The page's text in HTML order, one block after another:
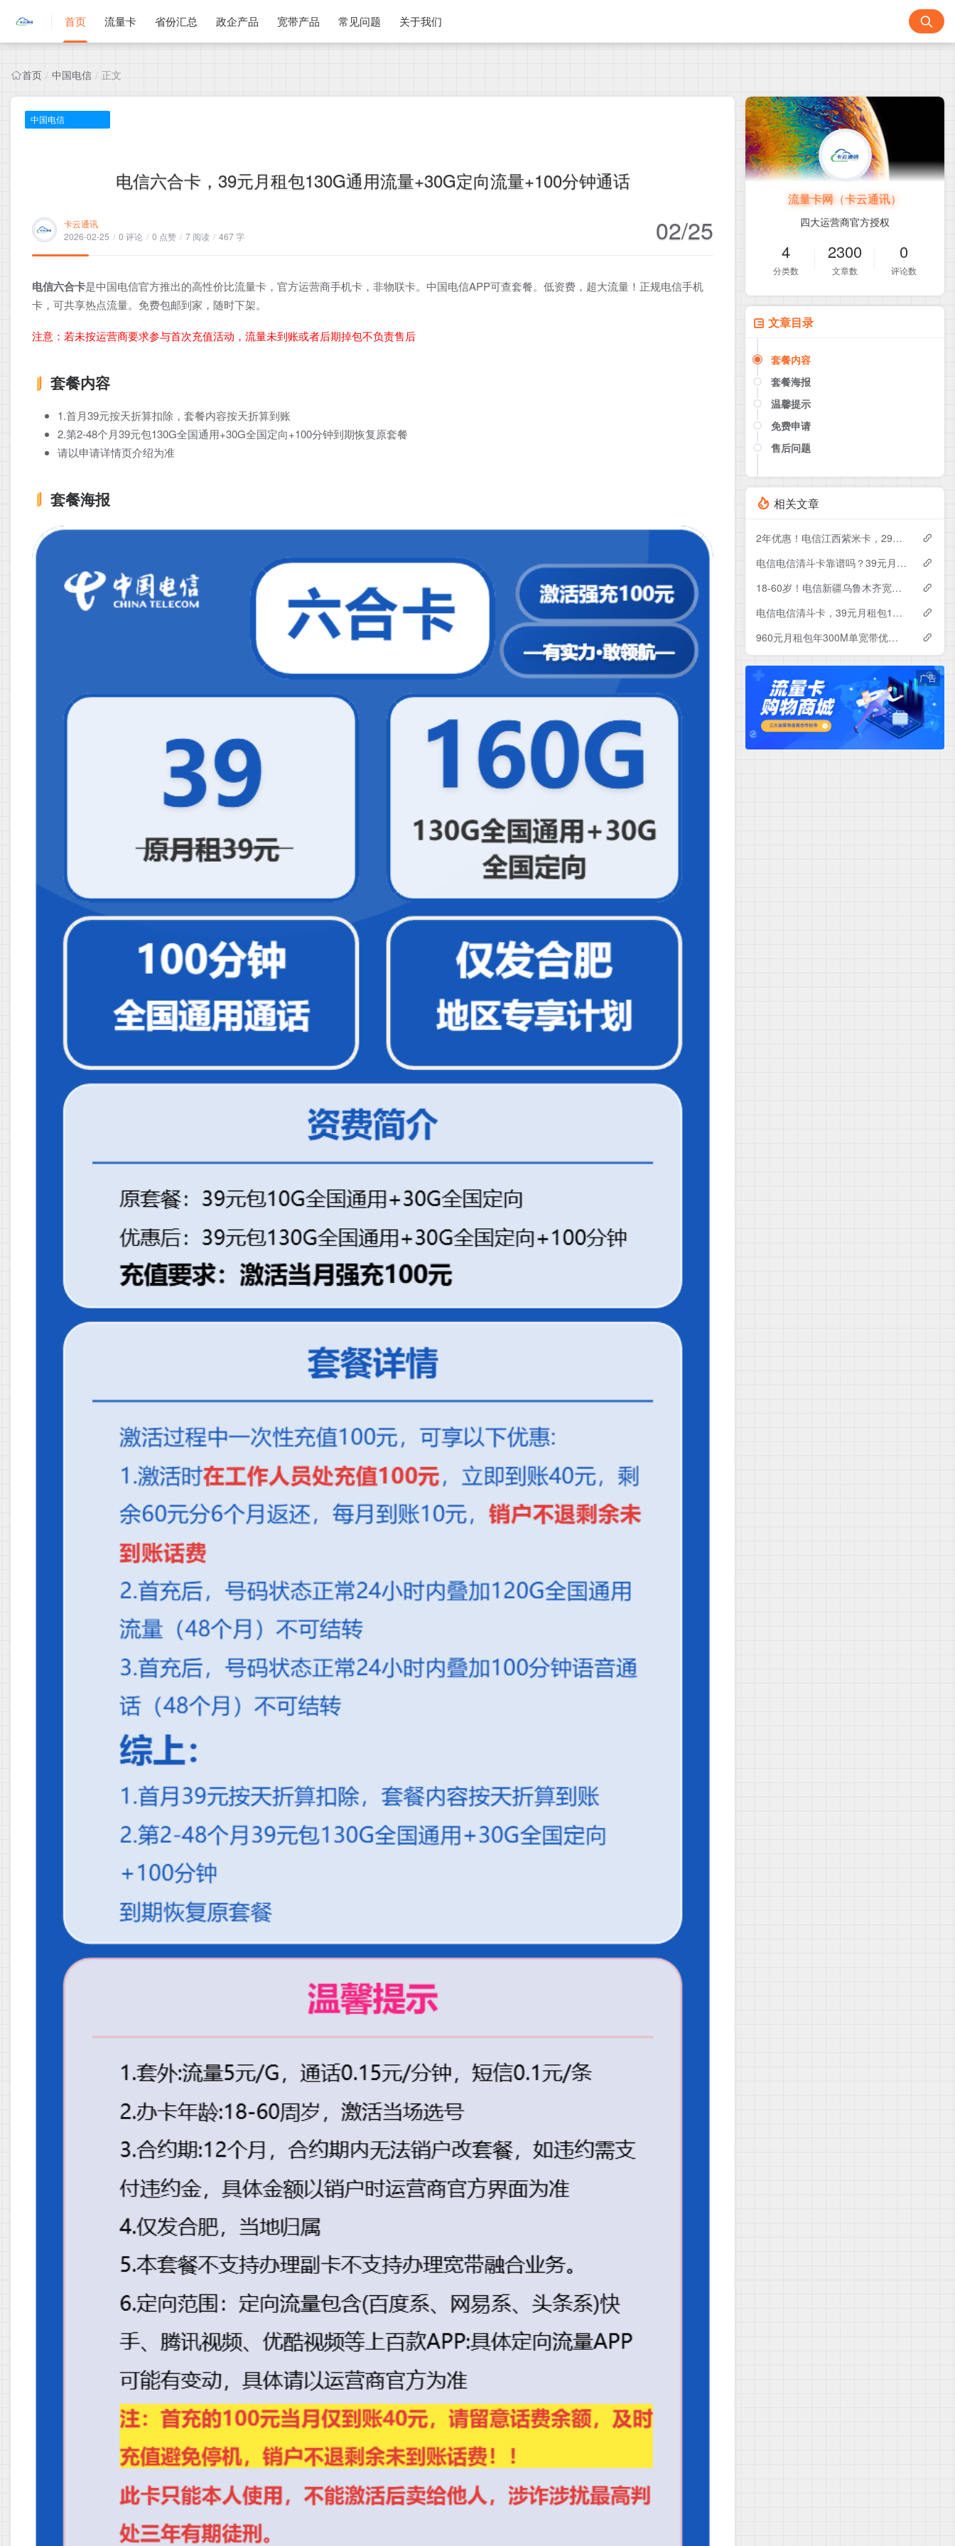
首页 流量卡 省份汇总 政企产品 宽带产品 常见问题 关于我们
首页 / 中国电信 / 正文
中国电信
电信六合卡，39元月租包130G通用流量+30G定向流量+100分钟通话
卡云通讯
2026-02-25 / 0 评论 / 0 点赞 / 7 阅读 / 467 字 02/25
电信六合卡是中国电信官方推出的高性价比流量卡，官方运营商手机卡，非物联卡。中国电信APP可查套餐。低资费，超大流量！正规电信手机
卡，可共享热点流量。免费包邮到家，随时下架。
注意：若未按运营商要求参与首次充值活动，流量未到账或者后期掉包不负责售后
套餐内容
1.首月39元按天折算扣除，套餐内容按天折算到账
2.第2-48个月39元包130G全国通用+30G全国定向+100分钟到期恢复原套餐
请以申请详情页介绍为准
套餐海报
流量卡网（卡云通讯）
四大运营商官方授权
4
分类数
2300
文章数
0
评论数
文章目录
套餐内容
套餐海报
温馨提示
免费申请
点击这里或者手机扫描下方二维码
售后问题
相关文章
2年优惠！电信江西紫米卡，29元月租包500G+200分钟
电信电信清斗卡靠谱吗？39元月租包185G+200分钟实测分享
18-60岁！电信新疆乌鲁木齐宽带卡，119-229元月租1200-1800M120-240G+1300-3000分钟融合宽带套餐
电信电信清斗卡，39元月租包185G+200分钟
960元月租包年300M单宽带优惠套餐！电信辽宁沈阳宽带卡套餐详情与办理指南
广告